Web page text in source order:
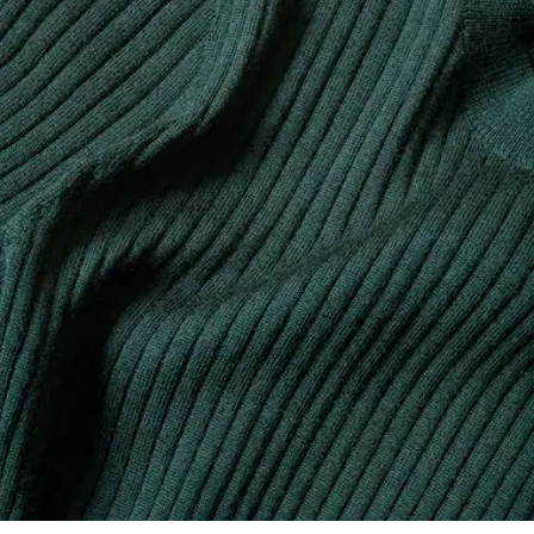
NICHT IM TROMMELTROCKNER TROCKNEN
BÜGELN MIT GERINGER TEMPERATUR 110
GRAD CELSIUS
NICHT CHEMISCH REINIGEN
LIEGEND TROCKNEN
Wertschöpfungskette, Kenntnis der Lieferanten und des
Ökosystems... kein einziger Faden wird ohne die Aufsicht
des Krokodils gewebt.
Erfahren Sie hier mehr